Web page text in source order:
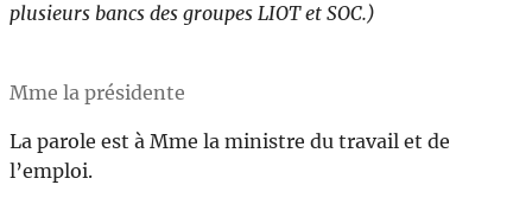
plusieurs bancs des groupes LIOT et SOC.)
Mme la présidente
La parole est à Mme la ministre du travail et de
l’emploi.